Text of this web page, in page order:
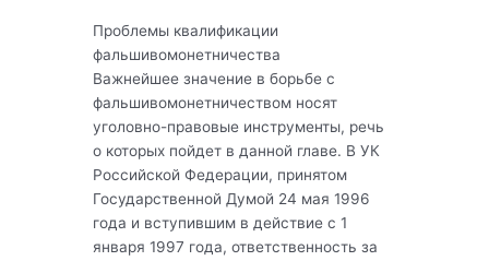
Проблемы квалификации
фальшивомонетничества
Важнейшее значение в борьбе с
фальшивомонетничеством носят
уголовно-правовые инструменты, речь
о которых пойдет в данной главе. В УК
Российской Федерации, принятом
Государственной Думой 24 мая 1996
года и вступившим в действие с 1
января 1997 года, ответственность за